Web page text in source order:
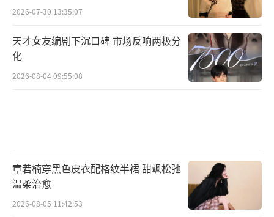
2026-07-30 13:35:07
天才女友编剧下沉口碑 市场反响两极分
化
2026-08-04 09:55:08
章若楠穿黑色皮衣配格纹半裙 甜飒松弛
温柔治愈
2026-08-05 11:42:53